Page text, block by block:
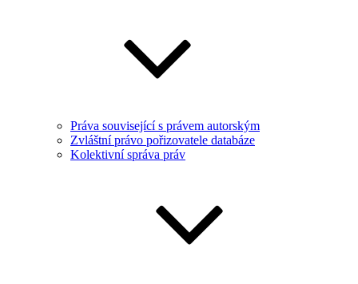
Práva související s právem autorským
Zvláštní právo pořizovatele databáze
Kolektivní správa práv